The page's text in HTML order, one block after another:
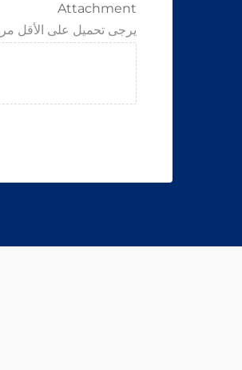
Attachment
يرجى تحميل على الأقل